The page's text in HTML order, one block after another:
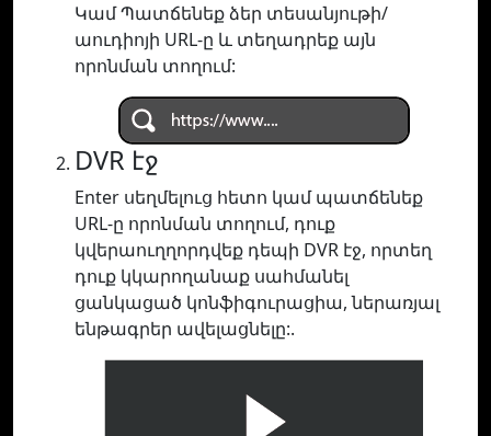
Կամ Պատճենեք ձեր տեսանյութի/
աուդիոյի URL-ը և տեղադրեք այն
որոնման տողում:
DVR էջ
Enter սեղմելուց հետո կամ պատճենեք
URL-ը որոնման տողում, դուք
կվերաուղղորդվեք դեպի DVR էջ, որտեղ
դուք կկարողանաք սահմանել
ցանկացած կոնֆիգուրացիա, ներառյալ
ենթագրեր ավելացնելը:.